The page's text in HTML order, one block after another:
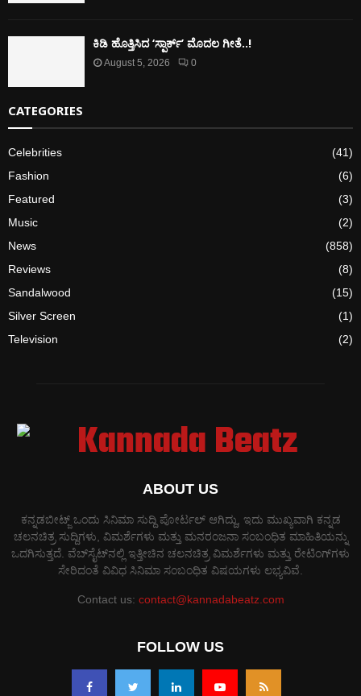
ಕಿಡಿ‌‌ ಹೊತ್ತಿಸಿದ ‘ಸ್ಪಾರ್ಕ್’ ಮೊದಲ‌ ಗೀತೆ..!
August 5, 2026 0
CATEGORIES
Celebrities
(41)
Fashion
(6)
Featured
(3)
Music
(2)
News
(858)
Reviews
(8)
Sandalwood
(15)
Silver Screen
(1)
Television
(2)
ABOUT US
ಕನ್ನಡಬೀಟ್ಜ್ ಒಂದು ಸಿನಿಮಾ ಸುದ್ದಿ ಪೋರ್ಟಲ್ ಆಗಿದ್ದು, ಇದು ಮುಖ್ಯವಾಗಿ ಕನ್ನಡ
ಚಲನಚಿತ್ರ ಸುದ್ದಿಗಳು, ವಿಮರ್ಶೆಗಳು ಮತ್ತು ಮನರಂಜನಾ ಸಂಬಂಧಿತ ಮಾಹಿತಿಯನ್ನು
ಒದಗಿಸುತ್ತದೆ. ವೆಬ್‌ಸೈಟ್‌ನಲ್ಲಿ ಇತ್ತೀಚಿನ ಚಲನಚಿತ್ರ ವಿಮರ್ಶೆಗಳು ಮತ್ತು ರೇಟಿಂಗ್‌ಗಳು
ಸೇರಿದಂತೆ ವಿವಿಧ ಸಿನಿಮಾ ಸಂಬಂಧಿತ ವಿಷಯಗಳು ಲಭ್ಯವಿವೆ.
Contact us: contact@kannadabeatz.com
FOLLOW US